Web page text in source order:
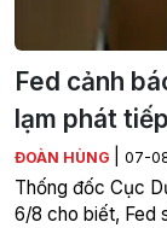
Fed cảnh
lạm phát
ĐOÀN HÙNG 07-
Thống đốc Cục
6/8 cho biết, Fed